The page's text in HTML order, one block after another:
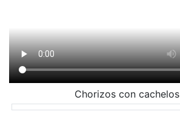
Chorizos con cachelos